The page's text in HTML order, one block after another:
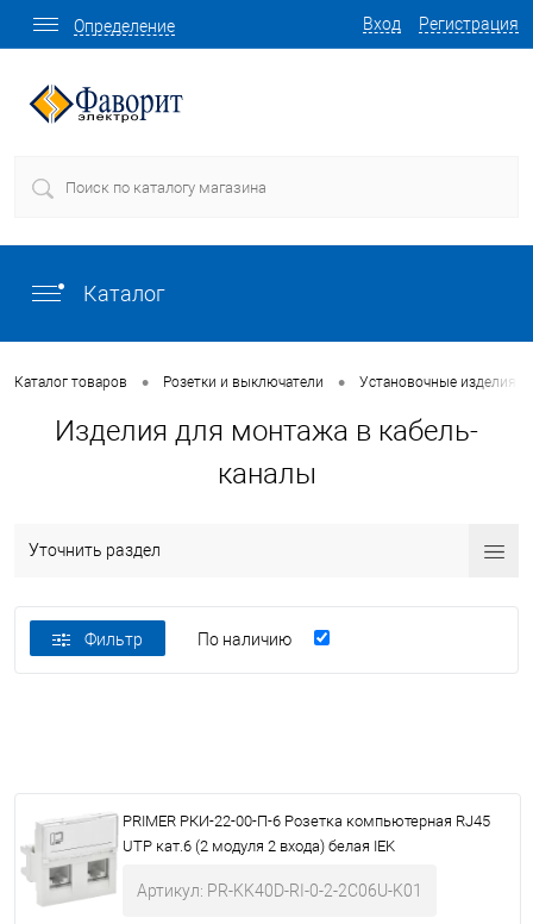
Вход Регистрация
Определение
Каталог
Каталог товаров • Розетки и выключатели • Установочные изделия
Изделия для монтажа в кабель-
каналы
Уточнить раздел
Фильтр По наличию
PRIMER РКИ-22-00-П-6 Розетка компьютерная RJ45
UTP кат.6 (2 модуля 2 входа) белая IEK
Артикул: PR-KK40D-RI-0-2-2C06U-K01